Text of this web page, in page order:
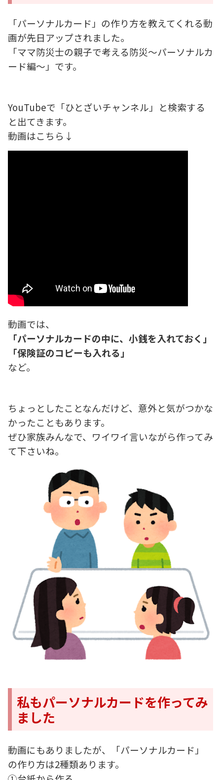
「パーソナルカード」の作り方を教えてくれる動
画が先日アップされました。
「ママ防災士の親子で考える防災～パーソナルカ
ード編～」です。
YouTubeで「ひとざいチャンネル」と検索する
と出てきます。
動画はこちら↓
動画では、
「パーソナルカードの中に、小銭を入れておく」
「保険証のコピーも入れる」
など。
ちょっとしたことなんだけど、意外と気がつかな
かったこともあります。
ぜひ家族みんなで、ワイワイ言いながら作ってみ
て下さいね。
私もパーソナルカードを作ってみ
ました
動画にもありましたが、「パーソナルカード」
の作り方は2種類あります。